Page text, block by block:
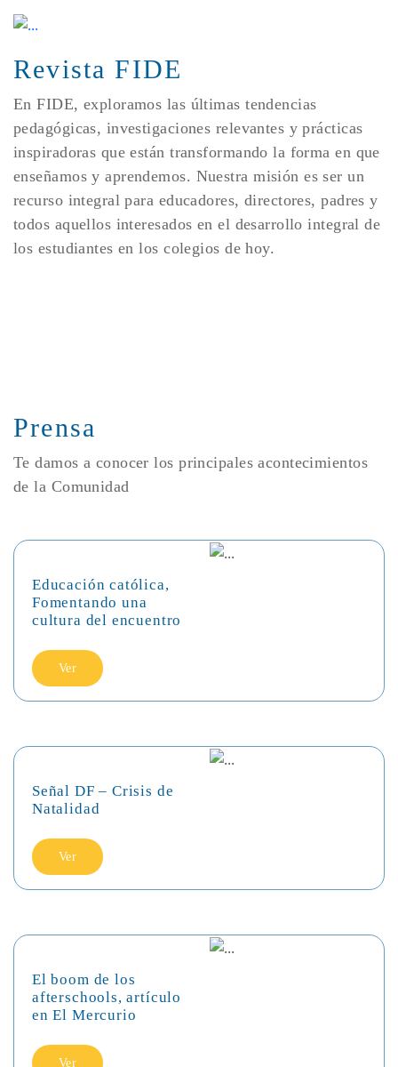
Revista FIDE
En FIDE, exploramos las últimas tendencias
pedagógicas, investigaciones relevantes y prácticas
inspiradoras que están transformando la forma en que
enseñamos y aprendemos. Nuestra misión es ser un
recurso integral para educadores, directores, padres y
todos aquellos interesados en el desarrollo integral de
los estudiantes en los colegios de hoy.
Prensa
Te damos a conocer los principales acontecimientos
de la Comunidad
Educación católica,
Fomentando una
cultura del encuentro
Ver
Señal DF – Crisis de
Natalidad
Ver
El boom de los
afterschools, artículo
en El Mercurio
Ver